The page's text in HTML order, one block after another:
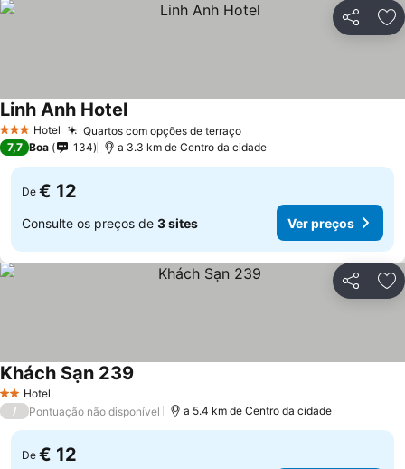
Partilhar
3 EstrelasHotel Quartos com opções de terraçoVer preços
Linh Anh HotelVer preços
7,7 Boa 134 a 3.3 km de Centro da cidade
De € 12
Consulte os preços de 3 sites Ver preços
Partilhar
2 Estrelas
Hotel
Khách Sạn 239
/ Pontuação não disponível a 5.4 km de Centro da cidade
De € 12